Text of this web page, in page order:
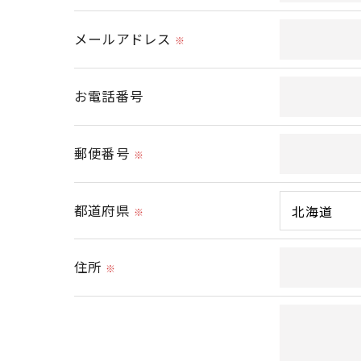
＜個人情報の安全管理＞
当社では、個人情報の漏洩等がなされない
＜個人情報の開示･訂正・削除･利用停止の
当社では、お客様の個人情報の開示･訂正･
ご本人である事を確認のうえ、対応させて
個人情報の開示･訂正･削除・利用停止の具
メールアドレス ※
お電話番号
郵便番号 ※
都道府県 ※
住所 ※